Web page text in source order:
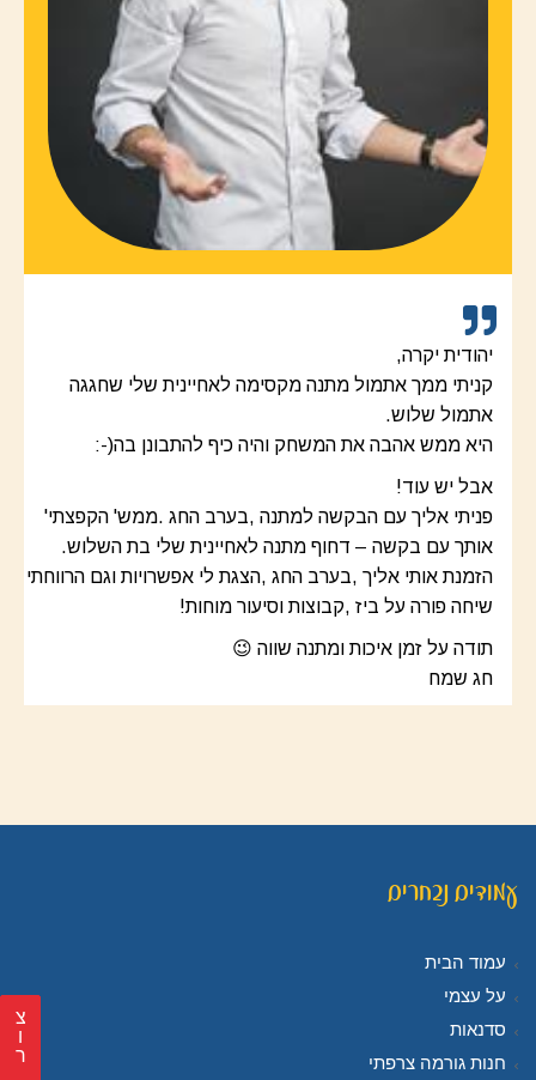
יהודית‭ ‬יקרה‭,‬
‬אתמול‭ ‬שלוש‭.‬
היא‭ ‬ממש‭ ‬אהבה‭ ‬את‭ ‬המשחק‭ ‬והיה‭ ‬כיף‭ ‬להתבונן‭ ‬בה‭ :-)‬
אבל‭ ‬יש‭ ‬עוד‭!‬
פניתי‭ ‬אליך‭ ‬עם‭ ‬הבקשה‭ ‬למתנה‭, ‬בערב‭ ‬החג‭. ‬ממש‭ '‬הקפצתי‭'
‬אותך‭ ‬עם‭ ‬בקשה‭ – ‬דחוף‭ ‬מתנה‭ ‬לאחיינית‭ ‬שלי‭ ‬בת‭ ‬השלוש‭.‬
‬שיחה‭ ‬פורה‭ ‬על‭ ‬ביז‭, ‬קבוצות‭ ‬וסיעור‭ ‬מוחות‭!‬
תודה‭ ‬על‭ ‬זמן‭ ‬איכות‭ ‬ומתנה‭ ‬שווה ‭ 😉 ‬
חג‭ ‬שמח
עמודים נבחרים
עמוד הבית
על עצמי
סדנאות
חנות גורמה צרפתי
צ
ר